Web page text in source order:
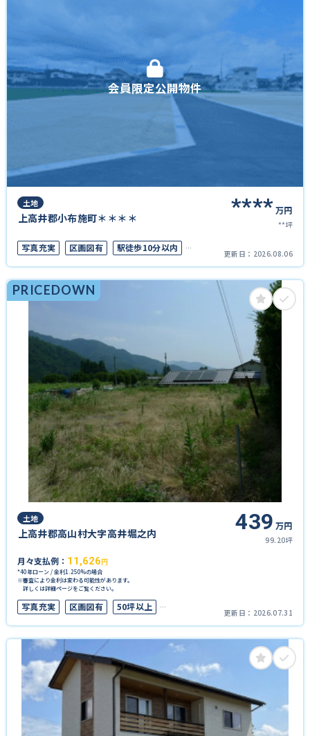
会員限定公開物件
土地
上高井郡小布施町＊＊＊＊ ****万円
**坪
写真充実 区画図有
駅徒歩10分以内
50坪以上
上下水道完備
更新日： 2026.08.06
PRICEDOWN
土地
上高井郡高山村大字高井堀之内 439 万円
99.20坪
月々支払例： 11,626 円
*40年ローン / 金利1.250%の場合
※審査により金利は変わる可能性があります。
詳しくは詳細ページをご覧ください。
写真充実 区画図有
50坪以上
上下水道完備
更新日： 2026.07.31